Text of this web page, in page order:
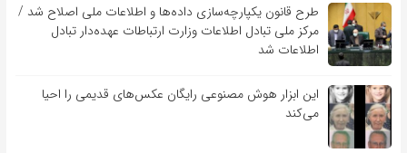
طرح قانون یکپارچه‌سازی داده‌ها و اطلاعات ملی اصلاح شد /
مرکز ملی تبادل اطلاعات وزارت ارتباطات عهده‌دار تبادل
اطلاعات شد
این ابزار هوش مصنوعی رایگان عکس‌های قدیمی را احیا
می‌کند